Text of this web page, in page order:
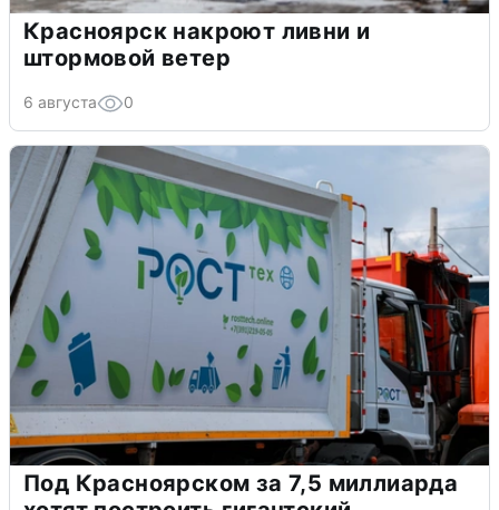
Красноярск накроют ливни и
штормовой ветер
6 августа 0
Под Красноярском за 7,5 миллиарда